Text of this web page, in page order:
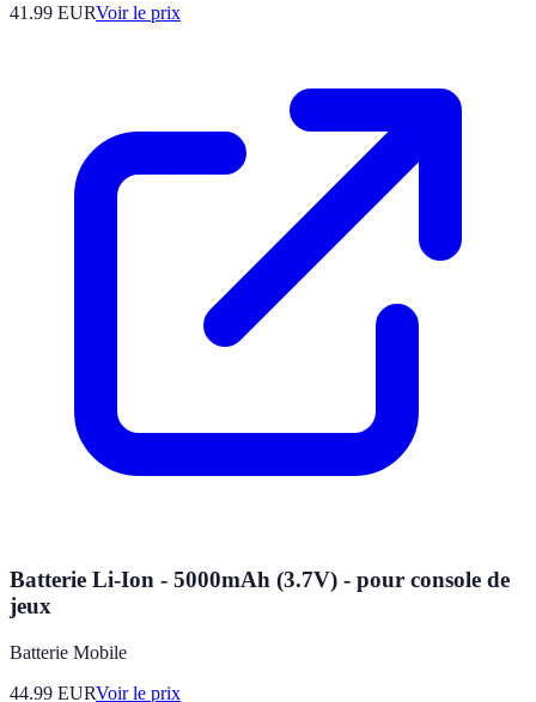
41.99 EURVoir le prix
Batterie Li-Ion - 5000mAh (3.7V) - pour console de
jeux
Batterie Mobile
44.99 EURVoir le prix